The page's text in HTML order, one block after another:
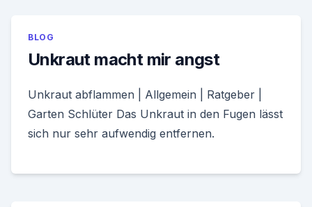
BLOG
Unkraut macht mir angst
Unkraut abflammen | Allgemein | Ratgeber |
Garten Schlüter Das Unkraut in den Fugen lässt
sich nur sehr aufwendig entfernen.